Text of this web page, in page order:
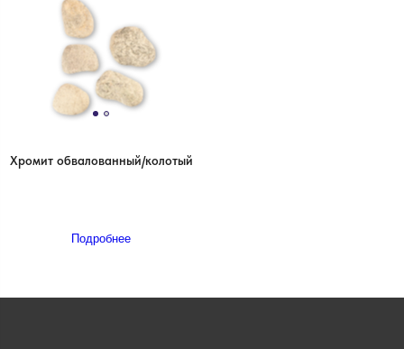
Хромит обвалованный/колотый
Подробнее